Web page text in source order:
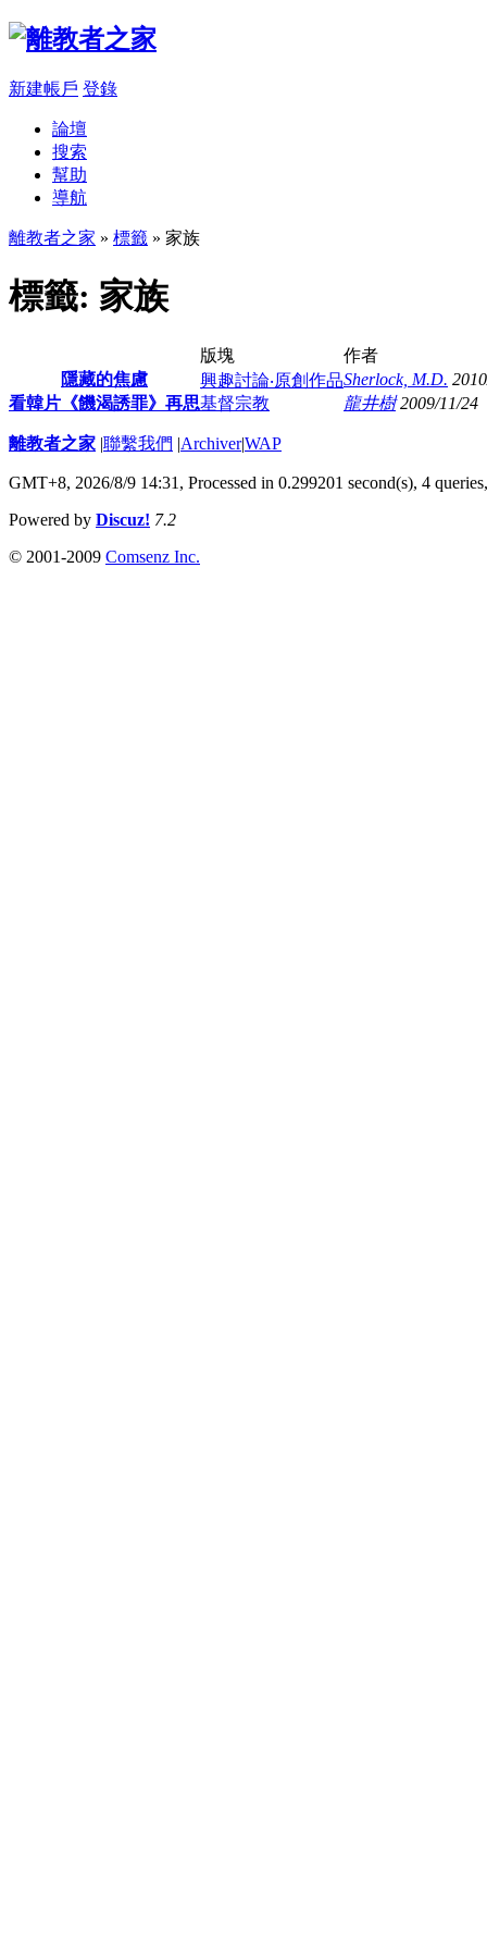
新建帳戶 登錄
論壇
搜索
幫助
導航
離教者之家 » 標籤 » 家族
標籤: 家族
版塊
作者
隱藏的焦慮
興趣討論‧原創作品Sherlock, M.D.
看韓片《饑渴誘罪》再思基督宗教 龍井樹 2009/11/24
離教者之家 |聯繫我們 |Archiver|WAP
GMT+8, 2026/8/9 14:31, Processed in 0.299201 second(s), 4
Powered by Discuz! 7.2
© 2001-2009 Comsenz Inc.